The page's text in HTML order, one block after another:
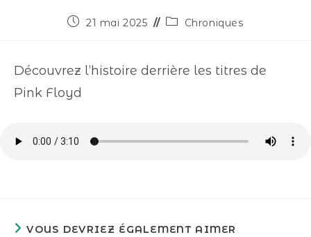
21 mai 2025 Chroniques
Découvrez l’histoire derrière les titres de
Pink Floyd
VOUS DEVRIEZ ÉGALEMENT AIMER